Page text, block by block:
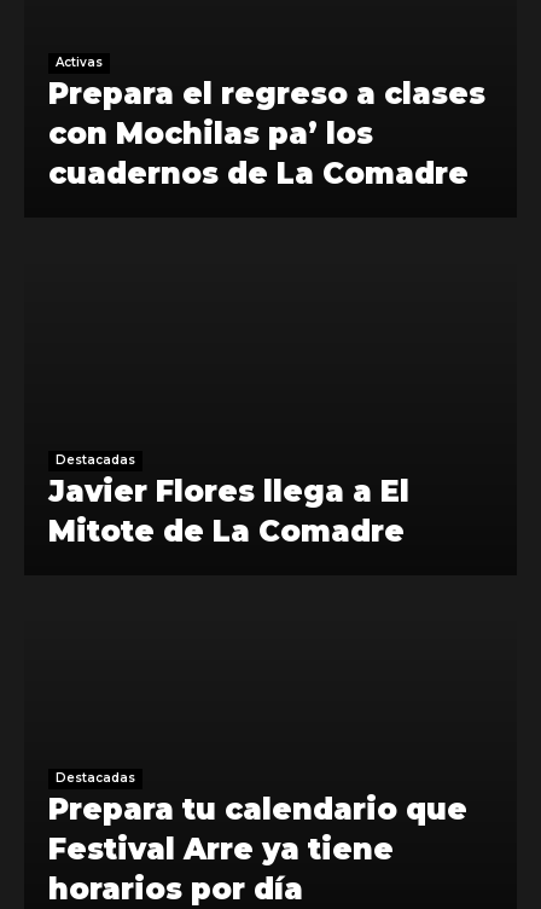
Activas
Prepara el regreso a clases
con Mochilas pa’ los
cuadernos de La Comadre
Destacadas
Javier Flores llega a El
Mitote de La Comadre
Destacadas
Prepara tu calendario que
Festival Arre ya tiene
horarios por día